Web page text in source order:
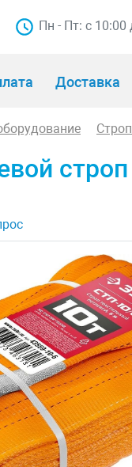
Пн - Пт: с 10:00
Доставка